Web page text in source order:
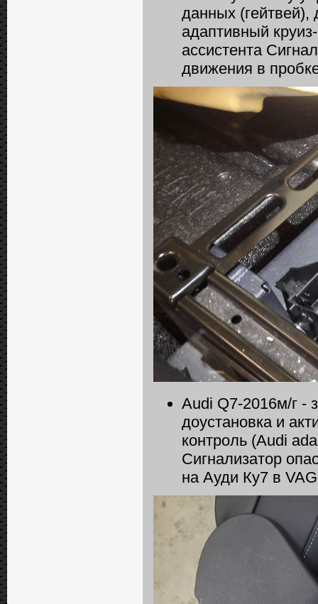
данных (гейтвей),
адаптивный
ассистента
движения в
Audi Q7-2016м/г -
доустановка и
контроль (Audi
Сигнализатор
на Ауди Ку7 в